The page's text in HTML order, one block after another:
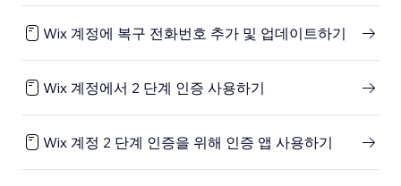
Wix 계정에 복구 전화번호 추가 및 업데이트하기
Wix 계정에서 2 단계 인증 사용하기
Wix 계정 2 단계 인증을 위해 인증 앱 사용하기